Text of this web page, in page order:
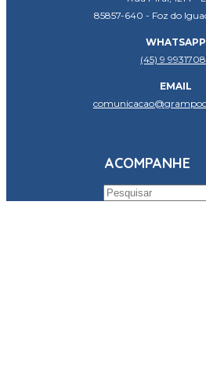
85857-640 - Foz do
WHATSAPP
(45) 9
EMAIL
ACOMPANHE